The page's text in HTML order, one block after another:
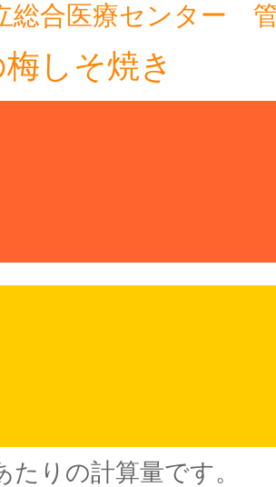
総合医療センター
しそ焼き
りの計算量です。